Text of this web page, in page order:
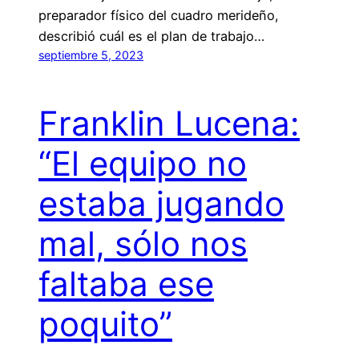
preparador físico del cuadro merideño,
describió cuál es el plan de trabajo…
septiembre 5, 2023
Franklin Lucena:
“El equipo no
estaba jugando
mal, sólo nos
faltaba ese
poquito”